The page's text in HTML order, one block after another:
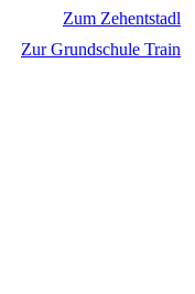
Zum Zehentstadl
Zur Grundschule Train